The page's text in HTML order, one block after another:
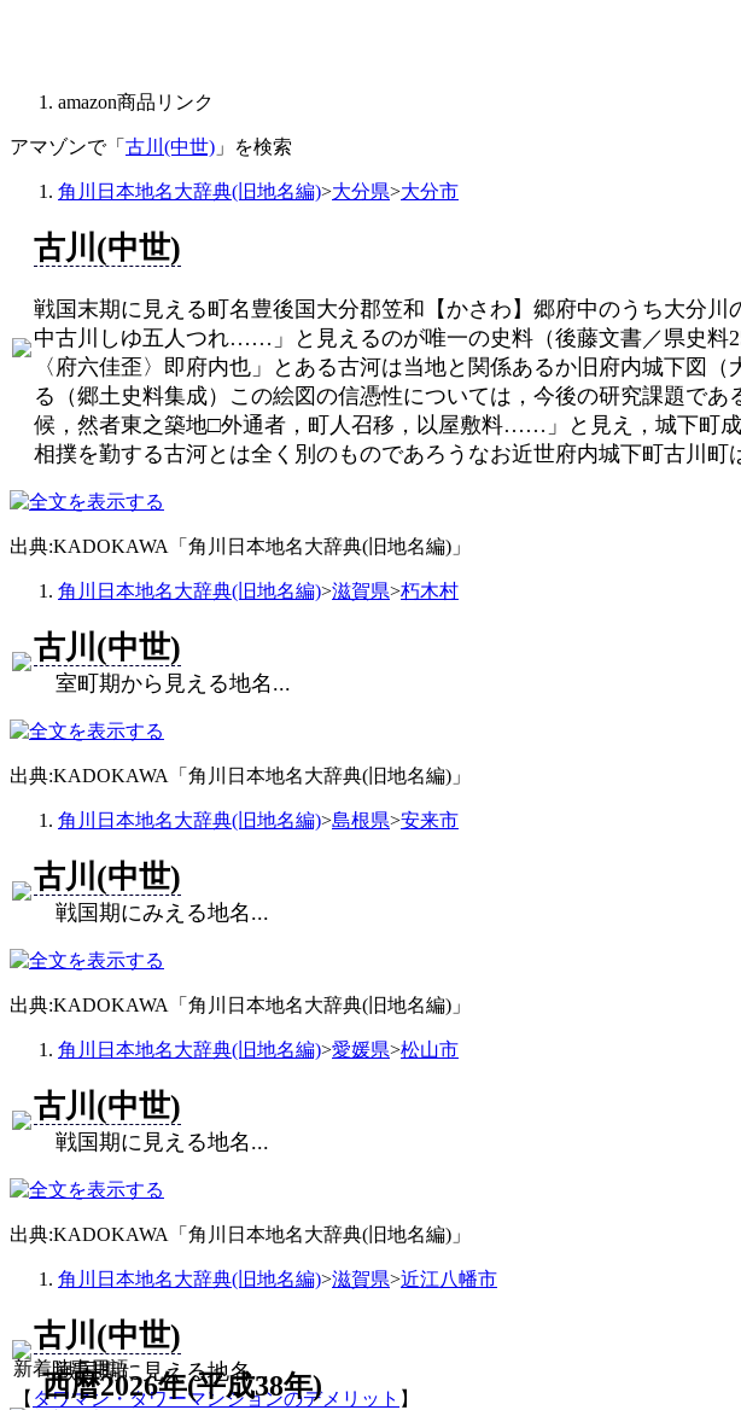
amazon商品リンク
アマゾンで「 古川(中世) 」を検索
角川日本地名大辞典(旧地名編)>大分県>大分市
古川(中世)
戦国末期に見える町名豊後国大分郡笠和【かさわ】郷府中のうち大分
中古川しゆ五人つれ……」と見えるのが唯一の史料（後藤文書／県史料
〈府六佳歪〉即府内也」とある古河は当地と関係あるか旧府内城下図
る（郷土史料集成）この絵図の信憑性については，今後の研究課題で
候，然者東之築地□外通者，町人召移，以屋敷料……」と見え，城下町
相撲を勤する古河とは全く別のものであろうなお近世府内城下町古川
出典:KADOKAWA「角川日本地名大辞典(旧地名編)」
角川日本地名大辞典(旧地名編)>滋賀県>朽木村
古川(中世)
室町期から見える地名...
出典:KADOKAWA「角川日本地名大辞典(旧地名編)」
角川日本地名大辞典(旧地名編)>島根県>安来市
古川(中世)
戦国期にみえる地名...
出典:KADOKAWA「角川日本地名大辞典(旧地名編)」
角川日本地名大辞典(旧地名編)>愛媛県>松山市
古川(中世)
戦国期に見える地名...
出典:KADOKAWA「角川日本地名大辞典(旧地名編)」
角川日本地名大辞典(旧地名編)>滋賀県>近江八幡市
古川(中世)
戦国期に見える地名...
西暦2026年(平成38年)
新着時事用語
【 タワマン・タワーマンションのデメリット 】